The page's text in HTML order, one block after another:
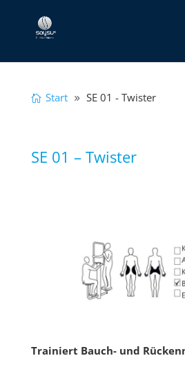
Start SE 01 - Twister
SE 01 – Twister
Trainiert Bauch- und